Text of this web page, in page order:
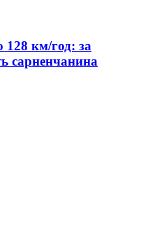
128 км/год: за
сарненчанина